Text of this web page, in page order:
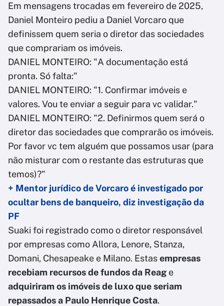
Em mensagens trocadas em fevereiro de 2025,
Daniel Monteiro pediu a Daniel Vorcaro que
definissem quem seria o diretor das sociedades
que comprariam os imóveis.
DANIEL MONTEIRO: "A documentação está
pronta. Só falta:"
DANIEL MONTEIRO: "1. Confirmar imóveis e
valores. Vou te enviar a seguir para vc validar."
DANIEL MONTEIRO: "2. Definirmos quem será o
diretor das sociedades que comprarão os imóveis.
Por favor vc tem alguém que possamos usar (para
não misturar com o restante das estruturas que
temos)?"
+ Mentor jurídico de Vorcaro é investigado por
ocultar bens de banqueiro, diz investigação da
PF
Suaki foi registrado como o diretor responsável
por empresas como Allora, Lenore, Stanza,
Domani, Chesapeake e Milano. Estasempresas
recebiam recursos de fundos da Reag e
adquiriram os imóveis de luxo que seriam
repassados a Paulo Henrique Costa.